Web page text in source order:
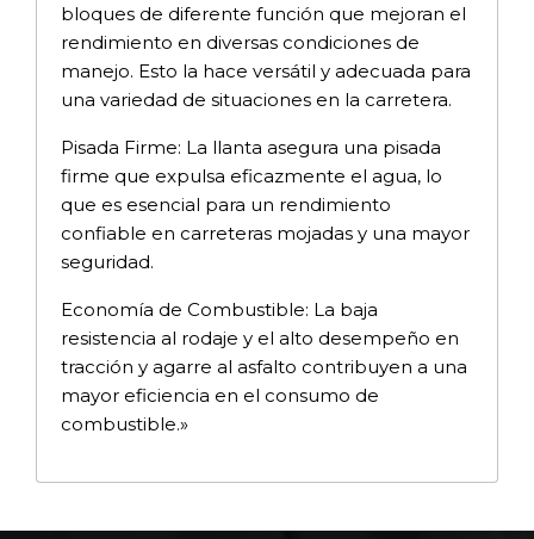
bloques de diferente función que mejoran el
rendimiento en diversas condiciones de
manejo. Esto la hace versátil y adecuada para
una variedad de situaciones en la carretera.
Pisada Firme: La llanta asegura una pisada
firme que expulsa eficazmente el agua, lo
que es esencial para un rendimiento
confiable en carreteras mojadas y una mayor
seguridad.
Economía de Combustible: La baja
resistencia al rodaje y el alto desempeño en
tracción y agarre al asfalto contribuyen a una
mayor eficiencia en el consumo de
combustible.»